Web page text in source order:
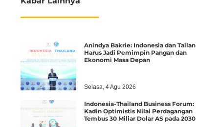
Anindya Bakrie: Indonesia dan Tailan
Harus Jadi Pemimpin Pangan dan
Ekonomi Masa Depan
Selasa, 4 Agu 2026
Indonesia-Thailand Business Forum:
Kadin Optimistis Nilai Perdagangan
Tembus 30 Miliar Dolar AS pada 2030